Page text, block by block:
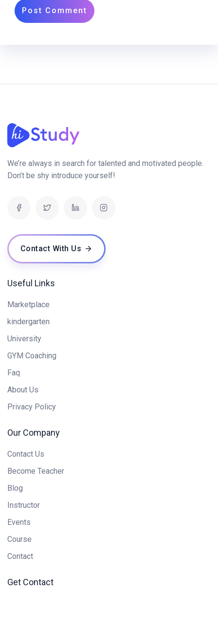
We’re always in search for talented and motivated people.
Don’t be shy introduce yourself!
Contact With Us
Useful Links
Marketplace
kindergarten
University
GYM Coaching
Faq
About Us
Privacy Policy
Our Company
Contact Us
Become Teacher
Blog
Instructor
Events
Course
Contact
Get Contact